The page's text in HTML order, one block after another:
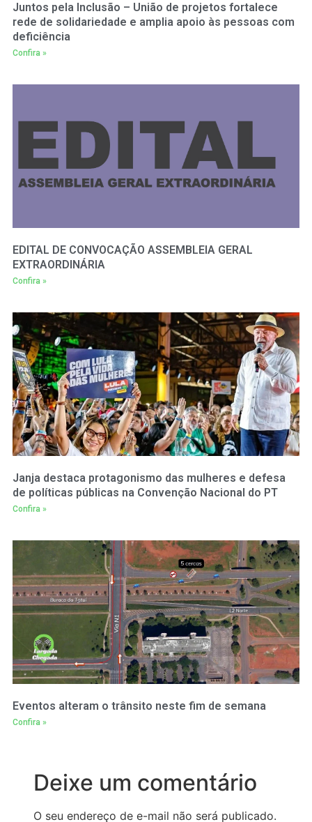
Juntos pela Inclusão – União de projetos fortalece
rede de solidariedade e amplia apoio às pessoas com
deficiência
Confira »
EDITAL DE CONVOCAÇÃO ASSEMBLEIA GERAL
EXTRAORDINÁRIA
Confira »
Janja destaca protagonismo das mulheres e defesa
de políticas públicas na Convenção Nacional do PT
Confira »
Eventos alteram o trânsito neste fim de semana
Confira »
Deixe um comentário
O seu endereço de e-mail não será publicado.